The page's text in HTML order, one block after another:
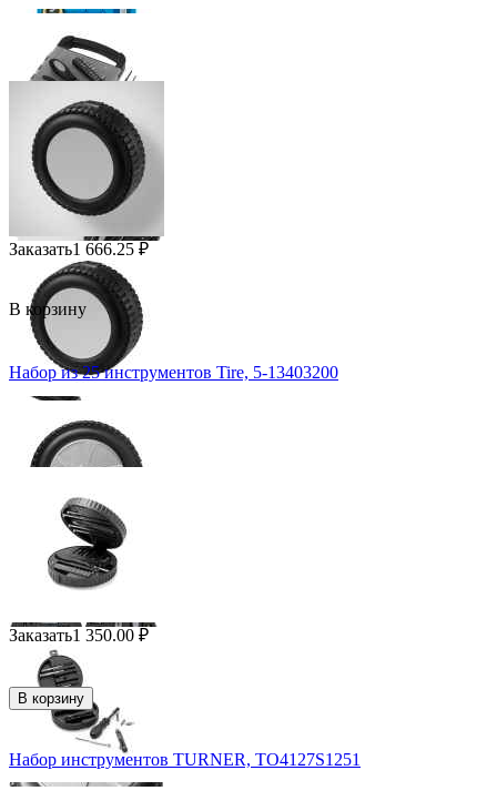
Заказать1 666.25 ₽
В корзину
Набор из 25 инструментов Tire, 5-13403200
Заказать1 350.00 ₽
В корзину
Набор инструментов TURNER, TO4127S1251